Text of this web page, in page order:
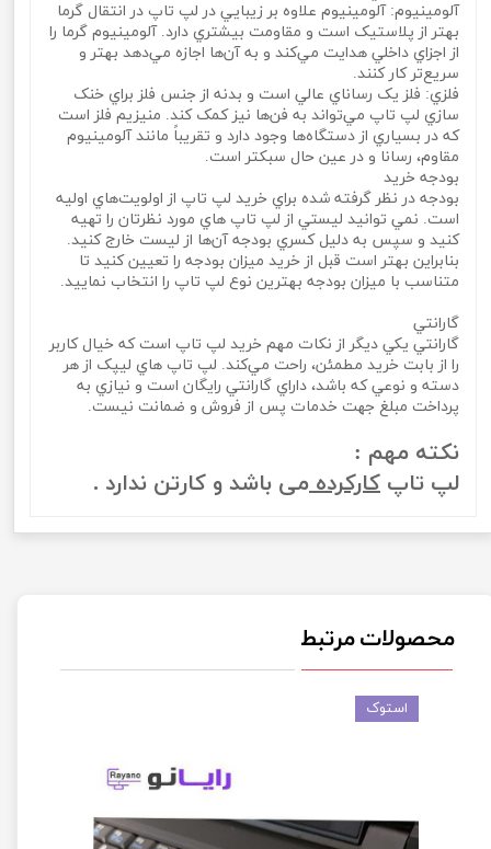
آلومينيوم: آلومينيوم علاوه بر زيبايي در لپ تاپ در انتقال گرما
بهتر از پلاستيک است و مقاومت بيشتري دارد. آلومينيوم گرما را
از اجزاي داخلي هدايت مي‌کند و به آ‌ن‌ها اجازه مي‌دهد بهتر و
سريع‌تر کار کنند.
فلزي: فلز يک رساناي عالي است و بدنه از جنس فلز براي خنک
سازي لپ تاپ مي‌تواند به فن‌ها نيز کمک کند. منيزيم فلز است
که در بسياري از دستگاه‌ها وجود دارد و تقريباً مانند آلومينيوم
مقاوم، رسانا و در عين حال سبکتر است.
بودجه خريد
بودجه در نظر گرفته شده براي خريد لپ تاپ از اولويت‌هاي اوليه
است. نمي‌ توانيد ليستي از لپ تاپ‌ هاي مورد نظرتان را تهيه
کنيد و سپس به دليل کسري بودجه آن‌ها از ليست خارج کنيد.
بنابراين بهتر است قبل از خريد ميزان بودجه را تعيين کنيد تا
متناسب با ميزان بودجه بهترين نوع لپ تاپ را انتخاب نماييد.
گارانتي
گارانتي يکي ديگر از نکات مهم خريد لپ تاپ است که خيال کاربر
را از بابت خريد مطمئن، راحت مي‌کند. لپ تاپ‌ هاي ليپک از هر
دسته و نوعي که باشد، داراي گارانتي رايگان است و نيازي به
پرداخت مبلغ جهت خدمات پس از فروش و ضمانت نيست.
نکته مهم :
لپ تاپ کارکردهمی باشد و کارتن ندارد .
محصولات مرتبط
استوک